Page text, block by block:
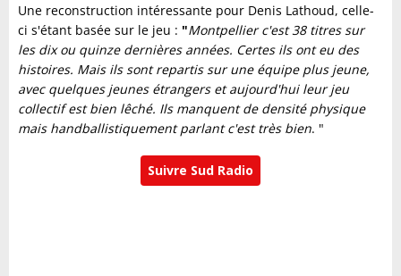
Une reconstruction intéressante pour Denis Lathoud, celle-
ci s'étant basée sur le jeu : "Montpellier c'est 38 titres sur
les dix ou quinze dernières années. Certes ils ont eu des
histoires. Mais ils sont repartis sur une équipe plus jeune,
avec quelques jeunes étrangers et aujourd'hui leur jeu
collectif est bien lêché. Ils manquent de densité physique
mais handballistiquement parlant c'est trèsbien. "
Suivre Sud Radio